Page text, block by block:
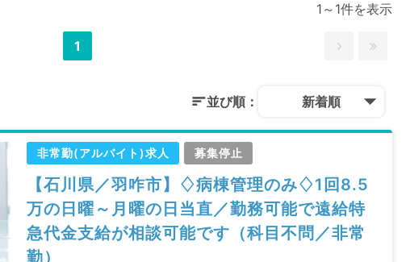
1～1件を表示
1
並び順： 新着順
非常勤(アルバイト)求人 募集停止
【石川県／羽咋市】♢病棟管理のみ♢1回8.5
万の日曜～月曜の日当直／勤務可能で遠給特
急代金支給が相談可能です（科目不問／非常
勤）